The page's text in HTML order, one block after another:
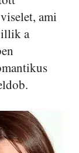
ami
illik a